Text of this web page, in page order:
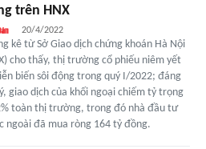
trên HNX
20/4/2022
kê từ Sở Giao dịch chứng khoán Hà Nội
cho thấy, thị trường cổ phiếu niêm yết
biến sôi động trong quý I/2022; đáng
giao dịch của khối ngoại chiếm tỷ trọng
toàn thị trường, trong đó nhà đầu tư
ngoài đã mua ròng 164 tỷ đồng.